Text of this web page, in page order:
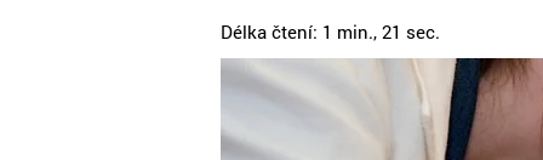
Délka čtení: 1 min., 21 sec.